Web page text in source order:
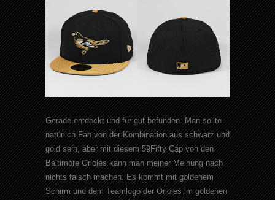
Gerade entdeckt und für gut befunden. Man sollte
natürlich Fan von der Kombination aus schwarz und
gold sein, aber mit diesem 59Fifty Cap von den
Baltimore Orioles kann man meiner Meinung nach
nichts falsch machen. Es kommt mit goldenem
Schirm und dem Teamlogo der Orioles im goldenen